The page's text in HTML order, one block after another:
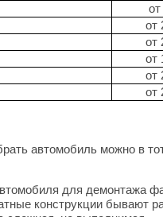
от
от
от
от
от
автомобиль можно в
для демонтажа
конструкции бывают